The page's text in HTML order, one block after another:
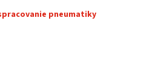
pneumatiky